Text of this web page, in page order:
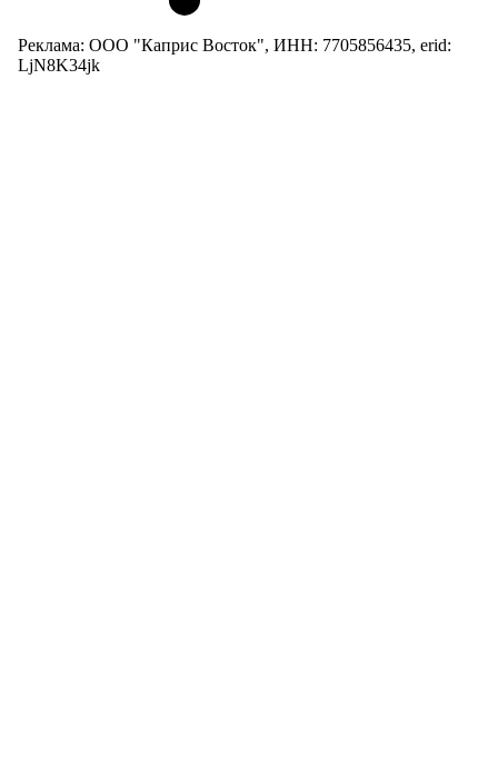
Реклама: ООО "Каприс Восток", ИНН: 7705856435, erid:
LjN8K34jk